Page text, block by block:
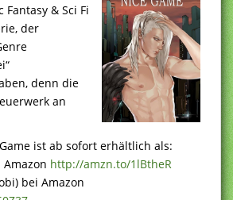
Fantasy & Sci Fi
der
denn die
an
ist ab sofort erhältlich als:
http://amzn.to/1lBtheR
bei Amazon